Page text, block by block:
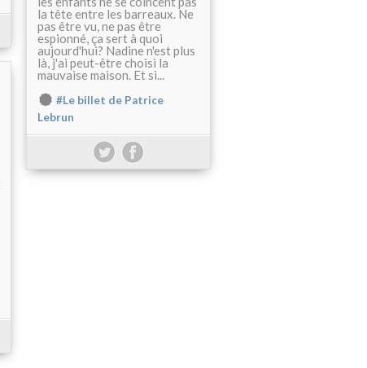
la tête entre les barreaux. Ne
pas être vu, ne pas être
espionné, ça sert à quoi
aujourd'hui? Nadine n'est plus
là, j'ai peut-être choisi la
mauvaise maison. Et si...
#Le billet de Patrice
Lebrun